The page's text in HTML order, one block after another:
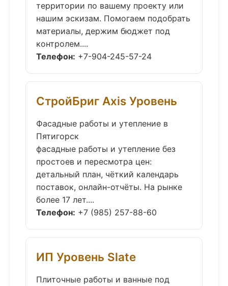
территории по вашему проекту или
нашим эскизам. Помогаем подобрать
материалы, держим бюджет под
контролем....
Телефон: +7-904-245-57-24
СтройБриг Axis Уровень
Фасадные работы и утепление в
Пятигорск
фасадные работы и утепление без
простоев и пересмотра цен:
детальный план, чёткий календарь
поставок, онлайн-отчёты. На рынке
более 17 лет....
Телефон: +7 (985) 257-88-60
ИП Уровень Slate
Плиточные работы и ванные под